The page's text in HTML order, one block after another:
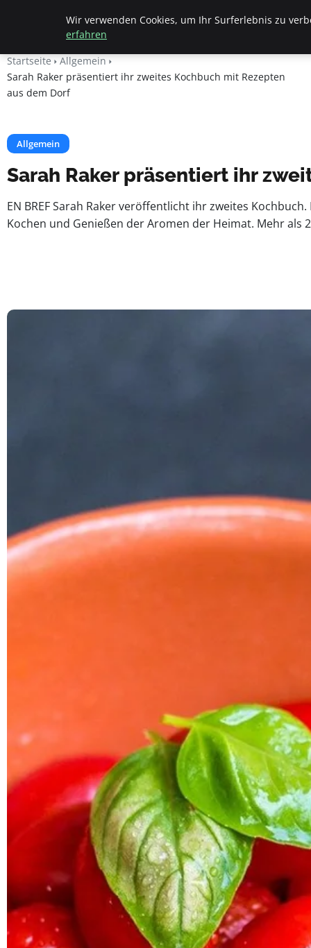
Beyond Surface
Startseite
Allgemein
Sarah Raker präsentiert ihr zweites Kochbuch mit Rezepten
aus dem Dorf
Allgemein
Sarah Raker präsentiert ihr
EN BREF Sarah Raker veröffentlicht ihr zweites
Kochen und Genießen der Aromen der Heimat. Mehr als
Wir verwenden Cookies, um Ihr Surferlebnis zu
erfahren